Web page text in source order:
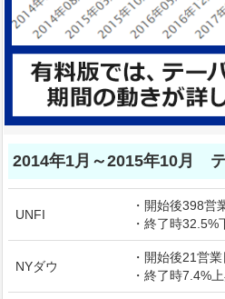
2014年1月～2015年10月
UNFI
・開始後398営
・終了時32.5%
NYダウ
・開始後21営
・終了時7.4%